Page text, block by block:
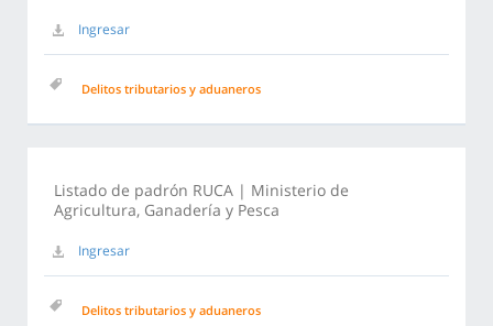
Ingresar
Delitos tributarios y aduaneros
Listado de padrón RUCA | Ministerio de
Agricultura, Ganadería y Pesca
Ingresar
Delitos tributarios y aduaneros